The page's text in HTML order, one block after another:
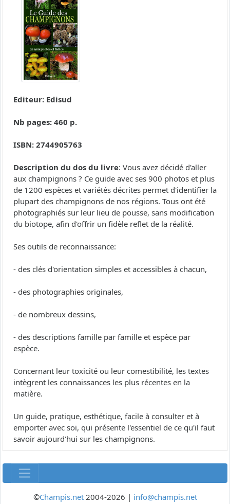
Editeur: Edisud
Nb pages: 460 p.
ISBN: 2744905763
Description du dos du livre: Vous avez décidé d'aller
aux champignons ? Ce guide avec ses 900 photos et plus
de 1200 espèces et variétés décrites permet d'identifier la
plupart des champignons de nos régions. Tous ont été
photographiés sur leur lieu de pousse, sans modification
du biotope, afin d'offrir un fidèle reflet de la réalité.
Ses outils de reconnaissance:
- des clés d'orientation simples et accessibles à chacun,
- des photographies originales,
- de nombreux dessins,
- des descriptions famille par famille et espèce par
espèce.
Concernant leur toxicité ou leur comestibilité, les textes
intègrent les connaissances les plus récentes en la
matière.
Un guide, pratique, esthétique, facile à consulter et à
emporter avec soi, qui présente l'essentiel de ce qu'il faut
savoir aujourd'hui sur les champignons.
©Champis.net2004-2026 | info@champis.net